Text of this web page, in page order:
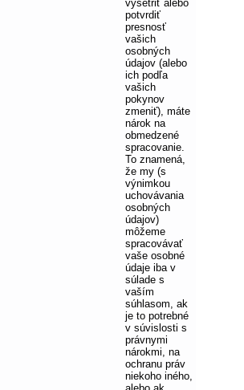
vyšetriť alebo
potvrdiť
presnosť
vašich
osobných
údajov (alebo
ich podľa
vašich
pokynov
zmeniť), máte
nárok na
obmedzené
spracovanie.
To znamená,
že my (s
výnimkou
uchovávania
osobných
údajov)
môžeme
spracovávať
vaše osobné
údaje iba v
súlade s
vaším
súhlasom, ak
je to potrebné
v súvislosti s
právnymi
nárokmi, na
ochranu práv
niekoho iného,